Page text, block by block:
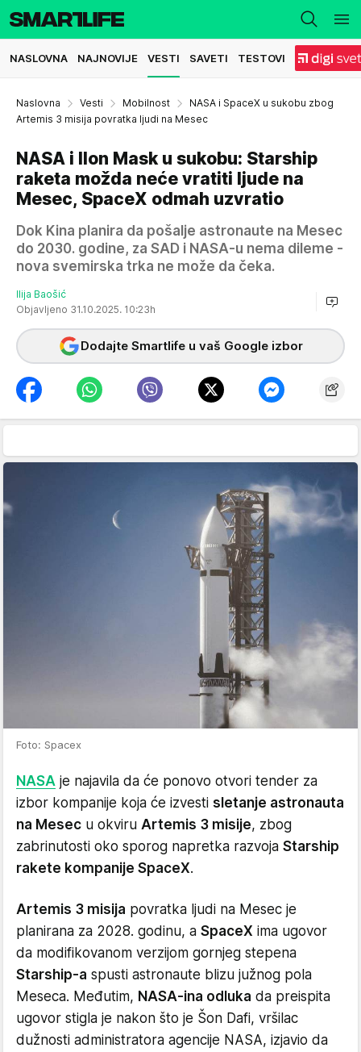
NASLOVNA NAJNOVIJE VESTI SAVETI TESTOVI
Naslovna Vesti Mobilnost
NASA i SpaceX u sukobu zbog
Artemis 3 misija povratka ljudi na Mesec
NASA i Ilon Mask u sukobu: Starship
raketa možda neće vratiti ljude na
Mesec, SpaceX odmah uzvratio
Dok Kina planira da pošalje astronaute na Mesec
do 2030. godine, za SAD i NASA-u nema dileme -
nova svemirska trka ne može da čeka.
Ilija Baošić
Objavljeno 31.10.2025. 10:23h
Dodajte Smartlife u vaš Google izbor
Foto: Spacex
NASA je najavila da će ponovo otvori tender za
izbor kompanije koja će izvesti sletanje astronauta
na Mesec u okviru Artemis 3 misije, zbog
zabrinutosti oko sporog napretka razvoja Starship
rakete kompanije SpaceX.
Artemis 3 misija povratka ljudi na Mesec je
planirana za 2028. godinu, a SpaceX ima ugovor
da modifikovanom verzijom gornjeg stepena
Starship-a spusti astronaute blizu južnog pola
Meseca. Međutim, NASA-ina odluka da preispita
ugovor stigla je nakon što je Šon Dafi, vršilac
dužnosti administratora agencije NASA, izjavio da